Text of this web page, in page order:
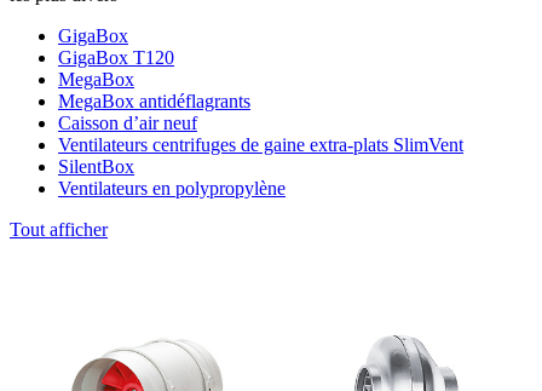
GigaBox
GigaBox T120
MegaBox
MegaBox antidéflagrants
Caisson d’air neuf
Ventilateurs centrifuges de gaine extra-plats SlimVent
SilentBox
Ventilateurs en polypropylène
Tout afficher